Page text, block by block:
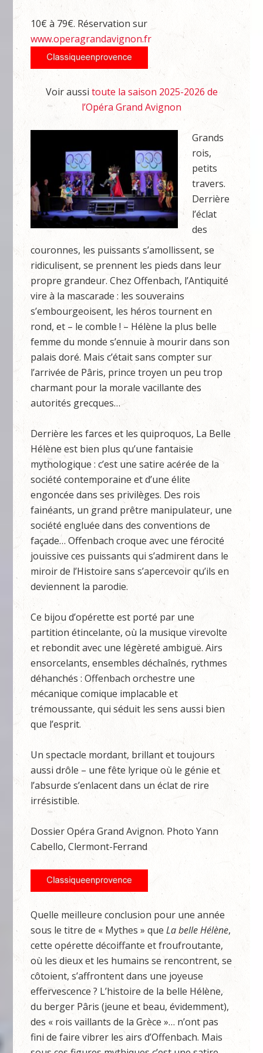
10€ à 79€. Réservation sur
www.operagrandavignon.fr
Voir aussitoute la saison 2025-2026 de
l’Opéra Grand Avignon
Grands
rois,
petits
travers.
Derrière
l’éclat
des
couronnes, les puissants s’amollissent, se
ridiculisent, se prennent les pieds dans leur
propre grandeur. Chez Offenbach, l’Antiquité
vire à la mascarade : les souverains
s’embourgeoisent, les héros tournent en
rond, et – le comble ! – Hélène la plus belle
femme du monde s’ennuie à mourir dans son
palais doré. Mais c’était sans compter sur
l’arrivée de Pâris, prince troyen un peu trop
charmant pour la morale vacillante des
autorités grecques…
Derrière les farces et les quiproquos, La Belle
Hélène est bien plus qu’une fantaisie
mythologique : c’est une satire acérée de la
société contemporaine et d’une élite
engoncée dans ses privilèges. Des rois
fainéants, un grand prêtre manipulateur, une
société engluée dans des conventions de
façade… Offenbach croque avec une férocité
jouissive ces puissants qui s’admirent dans le
miroir de l’Histoire sans s’apercevoir qu’ils en
deviennent la parodie.
Ce bijou d’opérette est porté par une
partition étincelante, où la musique virevolte
et rebondit avec une légèreté ambiguë. Airs
ensorcelants, ensembles déchaînés, rythmes
déhanchés : Offenbach orchestre une
mécanique comique implacable et
trémoussante, qui séduit les sens aussi bien
que l’esprit.
Un spectacle mordant, brillant et toujours
aussi drôle – une fête lyrique où le génie et
l’absurde s’enlacent dans un éclat de rire
irrésistible.
Dossier Opéra Grand Avignon. Photo Yann
Cabello, Clermont-Ferrand
Quelle meilleure conclusion pour une année
sous le titre de « Mythes » queLa belle Hélène,
cette opérette décoiffante et froufroutante,
où les dieux et les humains se rencontrent, se
côtoient, s’affrontent dans une joyeuse
effervescence ? L’histoire de la belle Hélène,
du berger Pâris (jeune et beau, évidemment),
des « rois vaillants de la Grèce »… n’ont pas
fini de faire vibrer les airs d’Offenbach. Mais